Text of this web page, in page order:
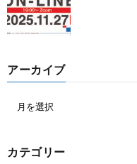
アーカイブ
カテゴリー